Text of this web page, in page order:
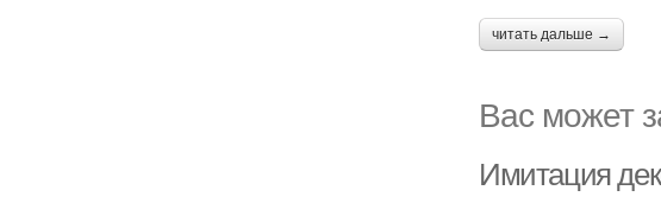
читать дальше →
Вас может
Имитация